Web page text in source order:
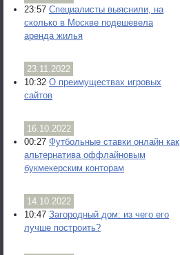
23:57 Специалисты выяснили, на
сколько в Москве подешевела
аренда жилья
23.11.2022
10:32 О преимуществах игровых
сайтов
16.10.2022
00:27 Футбольные ставки онлайн как
альтернатива оффлайновым
букмекерским конторам
14.10.2022
10:47 Загородный дом: из чего его
лучше построить?